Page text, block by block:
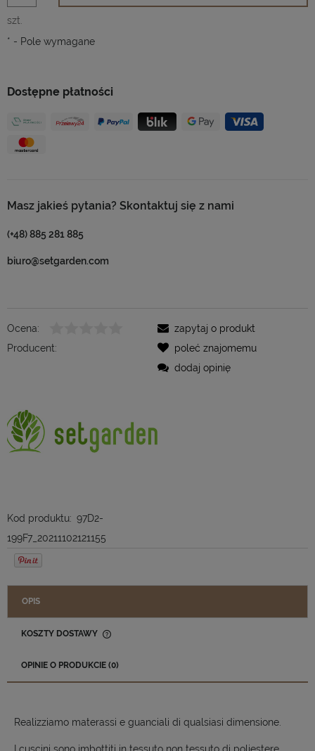
Dostępne płatności
Masz jakieś pytania? Skontaktuj się z nami
(+48) 885 281 885
biuro@setgarden.com
szt.
* - Pole wymagane
Ocena:
Producent:
Kod produktu: 97D2-
199F7_20211102121155
zapytaj o produkt
poleć znajomemu
dodaj opinię
OPIS
KOSZTY DOSTAWY
OPINIE O PRODUKCIE (0)
Realizziamo materassi e guanciali di qualsiasi dimensione.
I cuscini sono imbottiti in tessuto non tessuto di poliestere,